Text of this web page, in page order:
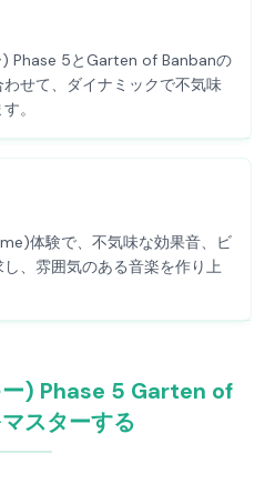
Phase 5とGarten of Banbanの
せて、ダイナミックで不気味
。
体験で、不気味な効果音、ビ
、雰囲気のある音楽を作り上
) Phase 5 Garten of
スターする